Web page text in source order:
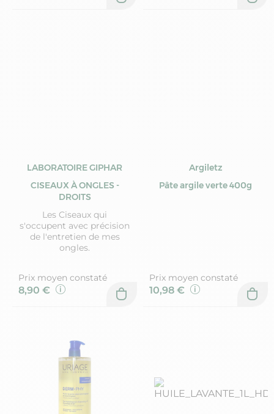
LABORATOIRE GIPHAR
CISEAUX À ONGLES -
DROITS
Les Ciseaux qui
s'occupent avec précision
de l'entretien de mes
ongles.
Prix moyen constaté
8,90 €
Argiletz
Pâte argile verte 400g
Prix moyen constaté
10,98 €